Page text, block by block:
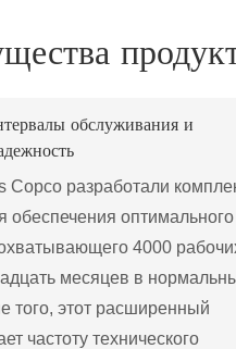
обслуживания и
разработали
обеспечения оптимального
4000
месяцев в
того, этот расширенный
частоту технического